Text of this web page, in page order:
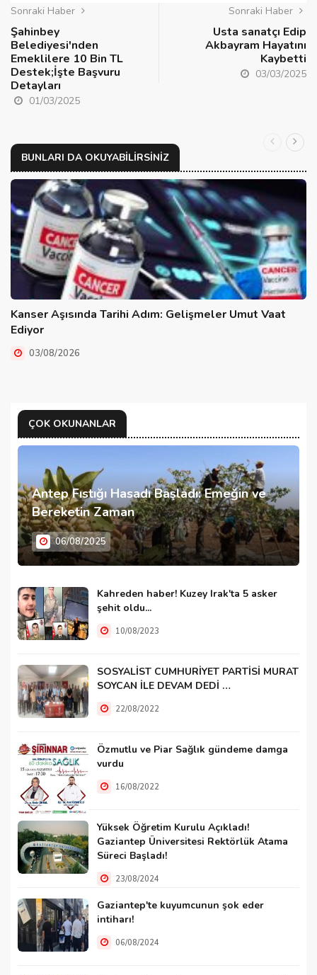
Sonraki Haber
Şahinbey
Belediyesi'nden
Emeklilere 10 Bin TL
Destek;İşte Başvuru
Detayları
01/03/2025
Sonraki Haber
Usta sanatçı Edip
Akbayram Hayatını
Kaybetti
03/03/2025
BUNLARI DA OKUYABILIRSINIZ
Kanser Aşısında Tarihi Adım: Gelişmeler Umut Vaat
Ediyor
03/08/2026
ÇOK OKUNANLAR
Antep Fıstığı Hasadı Başladı: Emeğin ve
Bereketin Zaman
06/08/2025
Kahreden haber! Kuzey Irak'ta 5 asker
şehit oldu...
10/08/2023
SOSYALİST CUMHURİYET PARTİSİ MURAT
SOYCAN İLE DEVAM DEDİ …
22/08/2022
Özmutlu ve Piar Sağlık gündeme damga
vurdu
16/08/2022
Yüksek Öğretim Kurulu Açıkladı!
Gaziantep Üniversitesi Rektörlük Atama
Süreci Başladı!
23/08/2024
Gaziantep'te kuyumcunun şok eder
intiharı!
06/08/2024